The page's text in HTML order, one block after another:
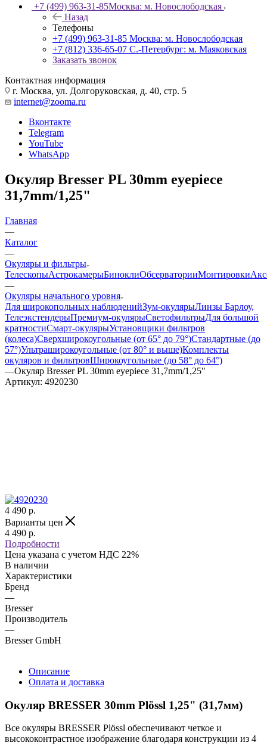
+7 (499) 963-31-85Москва: м. Новослободская
Назад
Телефоны
+7 (499) 963-31-85 Москва: м. Новослободская
+7 (812) 336-65-07 С.-Петербург: м. Маяковская
Заказать звонок
Контактная информация
г. Москва, ул. Долгоруковская, д. 40, стр. 5
internet@zooma.ru
Вконтакте
Telegram
YouTube
WhatsApp
Окуляр Bresser PL 30mm eyepiece
31,7mm/1,25"
Главная
—
Каталог
—
Окуляры и фильтры
ТелескопыАстрокамерыБиноклиОбсерваторииМонтировки
—
Окуляры начального уровня
Для широкопольных наблюденийЗум-окулярыЛинзы Барлоу,
ТелеэкстендерыПремиум-окулярыСветофильтрыДля большой
кратностиСмарт-окулярыУстановщики фильтров
(колеса)Сверхширокоугольные (от 65° до 79°)Стандартные (до
57°)Ультраширокоугольные (от 80° и выше)Комплекты
окуляров и фильтровШирокоугольные (до 58° до 64°)
—Окуляр Bresser PL 30mm eyepiece 31,7mm/1,25"
Артикул: 4920230
4 490 р.
Варианты цен
4 490 р.
Подробности
Цена указана с учетом НДС 22%
В наличии
Характеристики
Бренд
—
Bresser
Производитель
—
Bresser GmbH
Описание
Оплата и доставка
Окуляр BRESSER 30mm Plössl 1,25" (31,7мм)
Все окуляры BRESSER Plössl обеспечивают четкое и
высококонтрастное изображение благодаря конструкции из 4